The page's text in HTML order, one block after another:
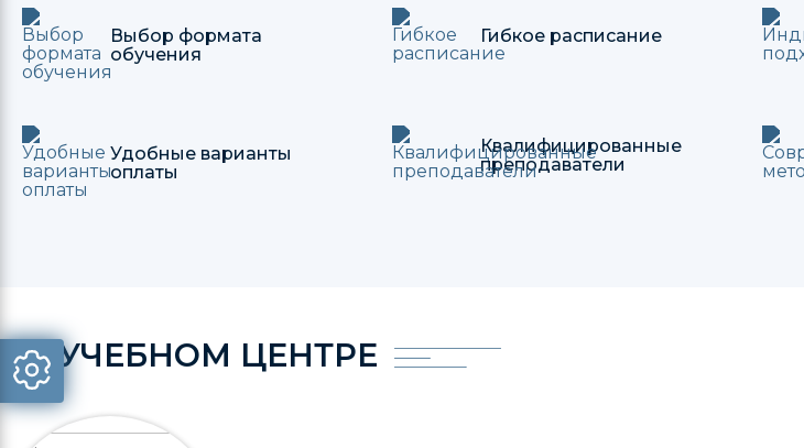
Выбор формата
обучения
Гибкое расписание
Удобные варианты
оплаты
Квалифицированные
преподаватели
ОБ УЧЕБНОМ ЦЕНТРЕ